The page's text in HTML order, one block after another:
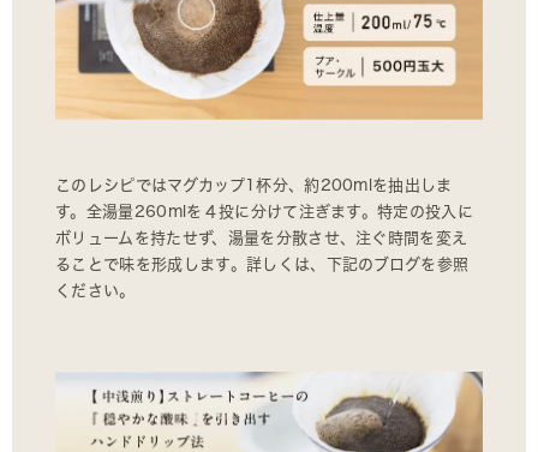
このレシピではマグカップ1杯分、約200mlを抽出しま
す。全湯量260mlを４投に分けて注ぎます。特定の投入に
ボリュームを持たせず、湯量を分散させ、注ぐ時間を変え
ることで味を形成します。詳しくは、下記のブログを参照
ください。